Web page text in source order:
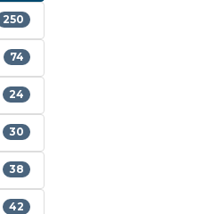
250
74
24
30
38
42